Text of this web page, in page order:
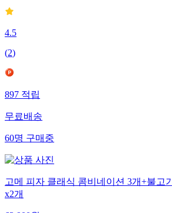
4.5
(2)
897적립
무료배송
60명구매중
고메 피자 클래식 콤비네이션 3개+불고
x2개